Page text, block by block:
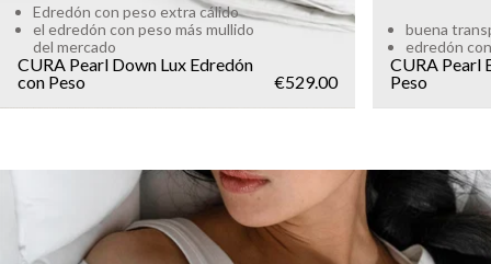
Edredón con peso extra cálido
el edredón con peso más mullido
del mercado
CURA Pearl Down Lux Edredón
con Peso
€529.00
buena
edredón
CURA Pearl
Peso